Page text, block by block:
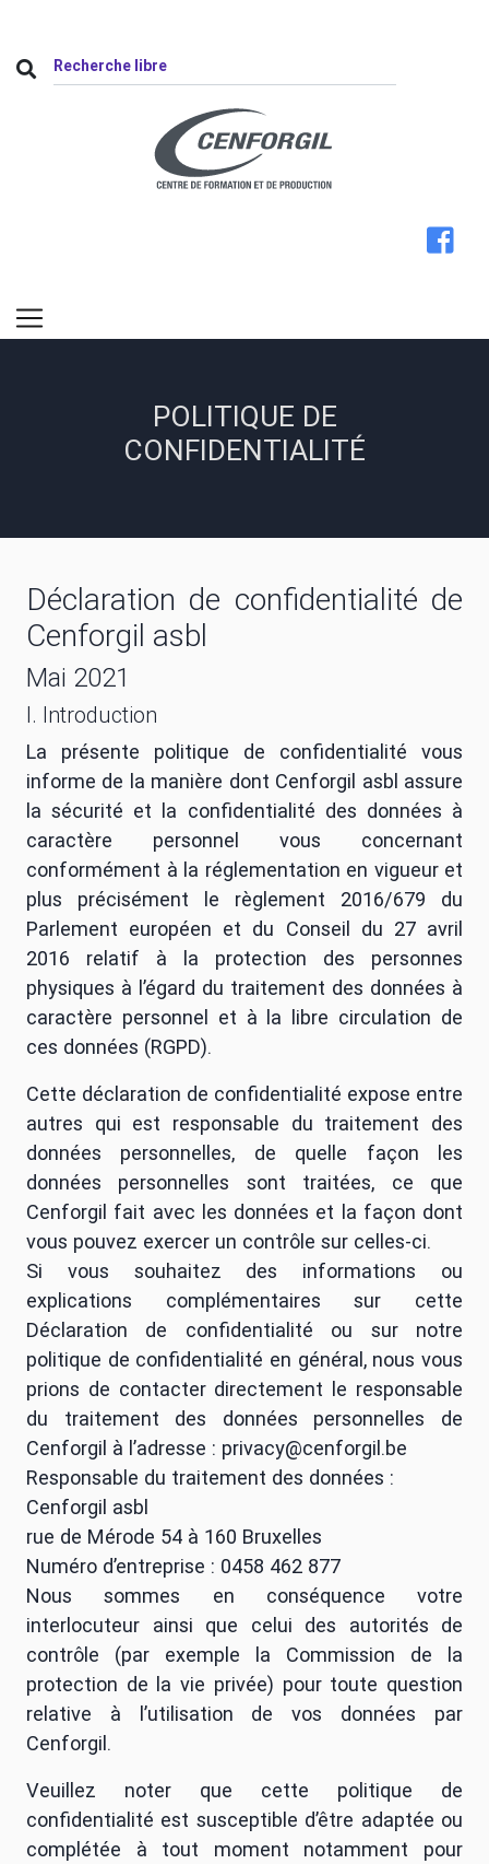
POLITIQUE DE
CONFIDENTIALITÉ
Déclaration de confidentialité de
Cenforgil asbl
Mai 2021
I. Introduction
La présente politique de confidentialité vous
informe de la manière dont Cenforgil asbl assure
la sécurité et la confidentialité des données à
caractère personnel vous concernant
conformément à la réglementation en vigueur et
plus précisément le règlement 2016/679 du
Parlement européen et du Conseil du 27 avril
2016 relatif à la protection des personnes
physiques à l’égard du traitement des données à
caractère personnel et à la libre circulation de
ces données (RGPD).
Cette déclaration de confidentialité expose entre
autres qui est responsable du traitement des
données personnelles, de quelle façon les
données personnelles sont traitées, ce que
Cenforgil fait avec les données et la façon dont
vous pouvez exercer un contrôle sur celles-ci.
Si vous souhaitez des informations ou
explications complémentaires sur cette
Déclaration de confidentialité ou sur notre
politique de confidentialité en général, nous vous
prions de contacter directement le responsable
du traitement des données personnelles de
Cenforgil à l’adresse : privacy@cenforgil.be
Responsable du traitement des données :
Cenforgil asbl
rue de Mérode 54 à 160 Bruxelles
Numéro d’entreprise : 0458 462 877
Nous sommes en conséquence votre
interlocuteur ainsi que celui des autorités de
contrôle (par exemple la Commission de la
protection de la vie privée) pour toute question
relative à l’utilisation de vos données par
Cenforgil.
Veuillez noter que cette politique de
confidentialité est susceptible d’être adaptée ou
complétée à tout moment notamment pour